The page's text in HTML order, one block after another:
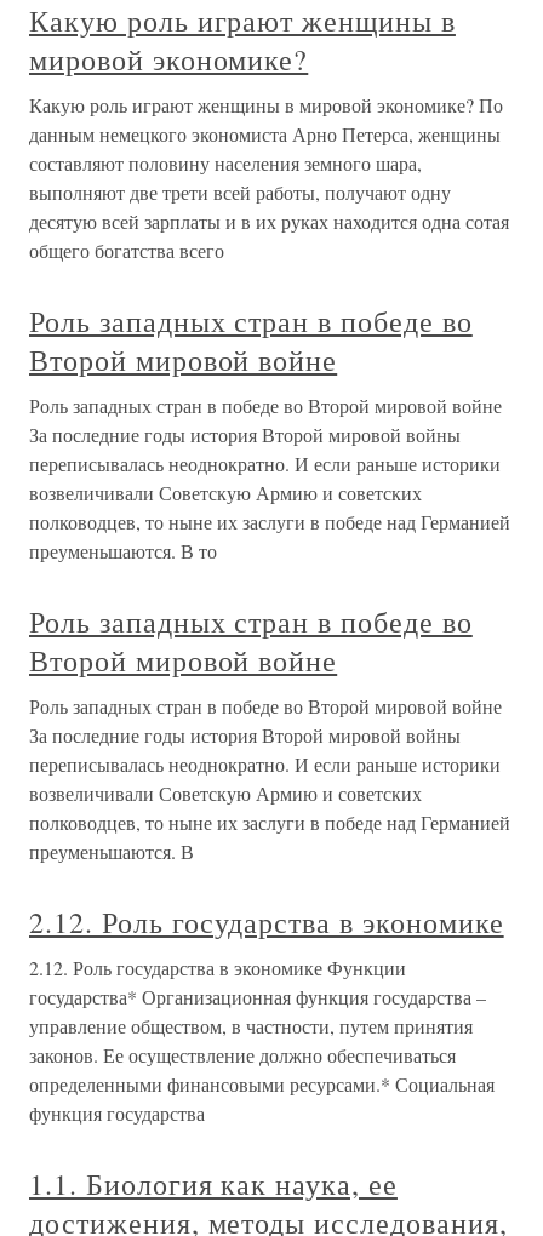
Какую роль играют женщины в
мировой экономике?
Какую роль играют женщины в мировой экономике? По
данным немецкого экономиста Арно Петерса, женщины
составляют половину населения земного шара,
выполняют две трети всей работы, получают одну
десятую всей зарплаты и в их руках находится одна сотая
общего богатства всего
Роль западных стран в победе во
Второй мировой войне
Роль западных стран в победе во Второй мировой войне
За последние годы история Второй мировой войны
переписывалась неоднократно. И если раньше историки
возвеличивали Советскую Армию и советских
полководцев, то ныне их заслуги в победе над Германией
преуменьшаются. В то
Роль западных стран в победе во
Второй мировой войне
Роль западных стран в победе во Второй мировой войне
За последние годы история Второй мировой войны
переписывалась неоднократно. И если раньше историки
возвеличивали Советскую Армию и советских
полководцев, то ныне их заслуги в победе над Германией
преуменьшаются. В
2.12. Роль государства в экономике
2.12. Роль государства в экономике Функции
государства* Организационная функция государства –
управление обществом, в частности, путем принятия
законов. Ее осуществление должно обеспечиваться
определенными финансовыми ресурсами.* Социальная
функция государства
1.1. Биология как наука, ее
достижения, методы исследования,